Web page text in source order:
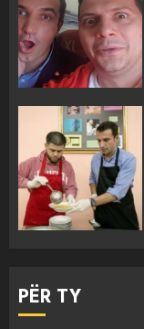
PËR TY
3
4